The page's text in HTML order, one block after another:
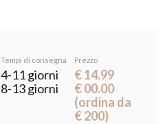
Tempi di consegna
4-11 giorni
8-13 giorni
Prezzo
€ 14.99
€ 00.00
(ordina da
€ 200)